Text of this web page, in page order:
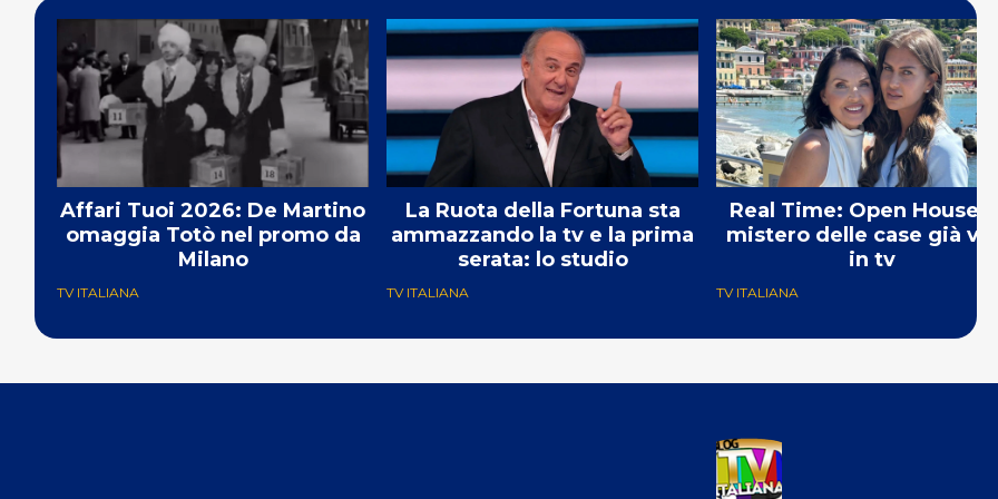
Affari Tuoi 2026: De Martino
omaggia Totò nel promo da
Milano
TV ITALIANA
La Ruota della Fortuna sta
ammazzando la tv e la prima
serata: lo studio
TV ITALIANA
Real Time: Open House e
mistero delle case già
in tv
TV ITALIANA